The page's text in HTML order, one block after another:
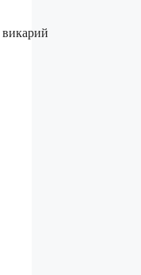
викарий